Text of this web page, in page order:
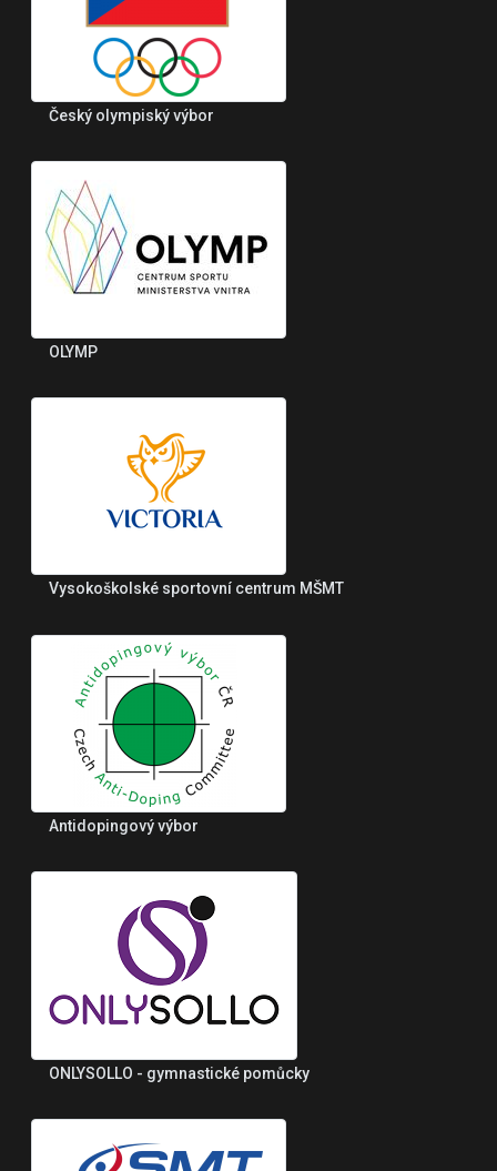
Český olympiský výbor
OLYMP
Vysokoškolské sportovní centrum MŠMT
Antidopingový výbor
ONLYSOLLO - gymnastické pomůcky